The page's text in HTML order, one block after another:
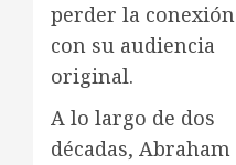
perder la conexión
con su audiencia
original.
A lo largo de dos
décadas, Abraham